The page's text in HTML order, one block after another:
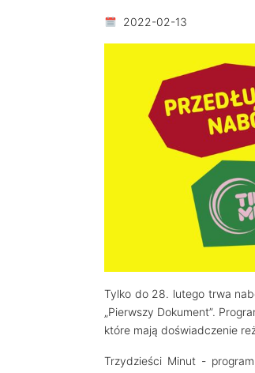
2022-02-13
Tylko do 28. lutego trwa
„Pierwszy Dokument”.
które mają doświadczenie
Trzydzieści Minut -